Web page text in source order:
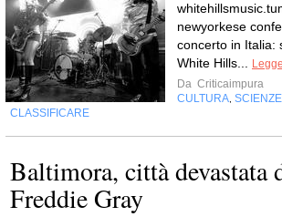
newyorkese
concerto in Italia:
White Hills...
Da Criticaimpura
CULTURA SCIENZE
CLASSIFICARE
Baltimora, città devastata
Freddie Gray